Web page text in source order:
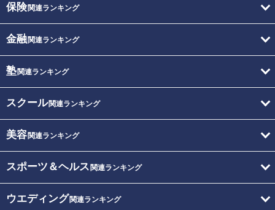
保険関連ランキング
金融関連ランキング
塾関連ランキング
スクール関連ランキング
美容関連ランキング
スポーツ＆ヘルス 関連ランキング
ウエディング関連ランキング